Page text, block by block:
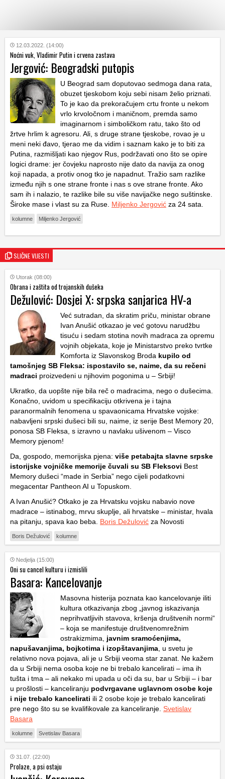
KATEGORIJE
HRVATSKI
WEB
12.03.2022. (14:00)
Noćni vuk, Vladimir Putin i crvena zastava
Jergović: Beogradski putopis
U Beograd sam doputovao sedmoga dana rata,
obuzet tjeskobom koju sebi nisam želio priznati.
To je kao da prekoračujem crtu fronte u nekom
vrlo krvoločnom i maničnom, premda samo
imaginarnom i simboličkom ratu, tako što od
žrtve hrlim k agresoru. Ali, s druge strane tjeskobe, rovao je u
meni neki đavo, tjerao me da vidim i saznam kako je to biti za
Putina, razmišljati kao njegov Rus, podržavati ono što se opire
logici drame: jer čovjeku naprosto nije dato da navija za onog
koji napada, a protiv onog tko je napadnut. Tražio sam razlike
između njih s one strane fronte i nas s ove strane fronte. Ako
sam ih i nalazio, te razlike bile su više navijačke nego suštinske.
Široke mase i vlast su za Ruse. Miljenko Jergović za 24 sata.
kolumne Miljenko Jergović
SLIČNE VIJESTI
Utorak (08:00)
Obrana i zaštita od trojanskih dušeka
Dežulović: Dosjei X: srpska sanjarica HV-a
Već sutradan, da skratim priču, ministar obrane
Ivan Anušić otkazao je već gotovu narudžbu
tisuću i sedam stotina novih madraca za opremu
vojnih objekata, koje je Ministarstvo preko tvrtke
Komforta iz Slavonskog Broda kupilo od
tamošnjeg SB Fleksa: ispostavilo se, naime, da su rečeni
madraci proizvedeni u njihovim pogonima u – Srbiji!
Ukratko, da uopšte nije bila reč o madracima, nego o dušecima.
Konačno, uvidom u specifikaciju otkrivena je i tajna
paranormalnih fenomena u spavaonicama Hrvatske vojske:
nabavljeni srpski dušeci bili su, naime, iz serije Best Memory 20,
ponosa SB Fleksa, s izravno u navlaku ušivenom – Visco
Memory pjenom!
Da, gospodo, memorijska pjena: više petabajta slavne srpske
istorijske vojničke memorije čuvali su SB Fleksovi Best
Memory dušeci “made in Serbia” nego cijeli podatkovni
megacentar Pantheon AI u Topuskom.
A Ivan Anušić? Otkako je za Hrvatsku vojsku nabavio nove
madrace – istinabog, mrvu skuplje, ali hrvatske – ministar, hvala
na pitanju, spava kao beba. Boris Dežulović za Novosti
Boris Dežulović kolumne
Nedjelja (15:00)
Oni su cancel kulturu i izmislili
Basara: Kancelovanje
Masovna histerija poznata kao kancelovanje iliti
kultura otkazivanja zbog „javnog iskazivanja
neprihvatljivih stavova, kršenja društvenih normi“
– koja se manifestuje društvenomrežnim
ostrakizmima, javnim sramoćenjima,
napušavanjima, bojkotima i izopštavanjima , u svetu je
relativno nova pojava, ali je u Srbiji veoma star zanat. Ne kažem
da u Srbiji nema osoba koje ne bi trebalo kancelirati – ima ih
tušta i tma – ali nekako mi upada u oči da su, bar u Srbiji – i bar
u prošlosti – kanceliranju podvrgavane uglavnom osobe koje
i nije trebalo kancelirati ili 2 osobe koje je trebalo kancelirati
pre nego što su se kvalifikovale za kanceliranje. Svetislav
Basara
kolumne Svetislav Basara
31.07. (22:00)
Prolaze, a psi ostaju